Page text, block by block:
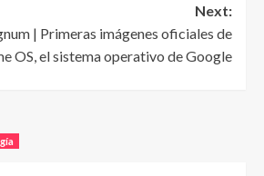
Next:
| Primeras imágenes oficiales de
OS, el sistema operativo de Google